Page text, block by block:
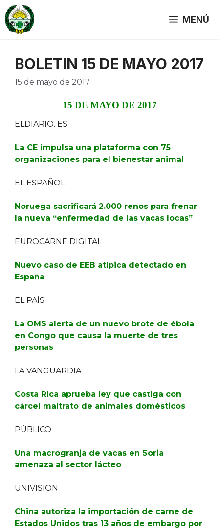
Saltar
al
contenido
MENÚ
BOLETIN 15 DE MAYO 2017
15 de mayo de 2017
15 DE MAYO DE 2017
ELDIARIO. ES
La CE impulsa una plataforma con 75
organizaciones para el bienestar animal
EL ESPAÑOL
Noruega sacrificará 2.000 renos para frenar
la nueva “enfermedad de las vacas locas”
EUROCARNE DIGITAL
Nuevo caso de EEB atípica detectado en
España
EL PAÍS
La OMS alerta de un nuevo brote de ébola
en Congo que causa la muerte de tres
personas
LA VANGUARDIA
Costa Rica aprueba ley que castiga con
cárcel maltrato de animales domésticos
PÚBLICO
Una macrogranja de vacas en Soria
amenaza al sector lácteo
UNIVISIÓN
China autoriza la importación de carne de
Estados Unidos tras 13 años de embargo por